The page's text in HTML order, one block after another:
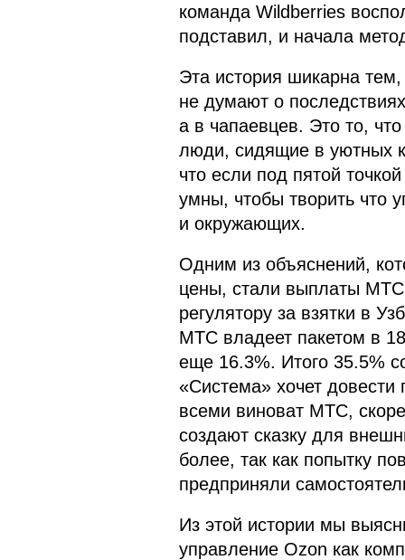
команда Wildberries
подставил, и начала
Эта история шикарна
не думают о
а в чапаевцев. Это то,
люди, сидящие в уютных
что если под пятой
умны, чтобы творить что
и окружающих.
Одним из объяснений,
цены, стали выплаты
регулятору за взятки в
МТС владеет пакетом в
еще 16.3%. Итого 35.5%
«Система» хочет
всеми виноват МТС,
создают сказку для
более, так как попытку
предприняли
Из этой истории мы
управление Ozon как